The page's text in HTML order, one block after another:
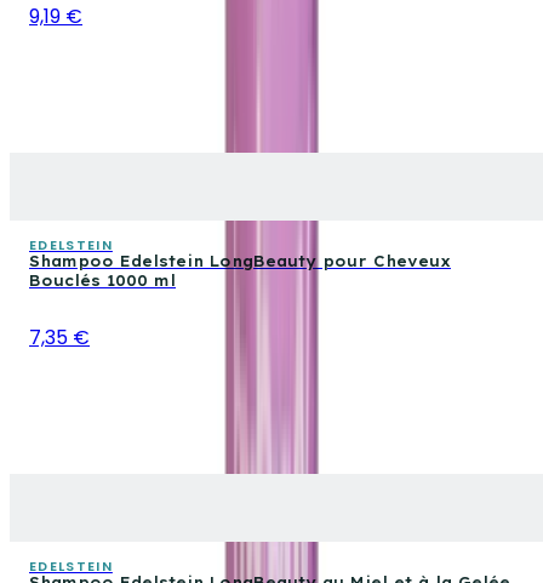
9,19 €
EDELSTEIN
Shampoo Edelstein LongBeauty pour Cheveux
Bouclés 1000 ml
7,35 €
EDELSTEIN